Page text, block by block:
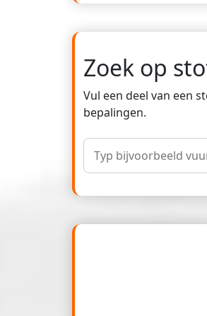
Zoek op
Vul een deel van een
bepalingen.